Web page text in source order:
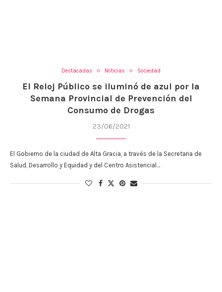
Destacadas Noticias Sociedad
El Reloj Público se iluminó de azul por la
Semana Provincial de Prevención del
Consumo de Drogas
23/06/2021
El Gobierno de la ciudad de Alta Gracia, a través de la Secretaria de
Salud, Desarrollo y Equidad y del Centro Asistencial…